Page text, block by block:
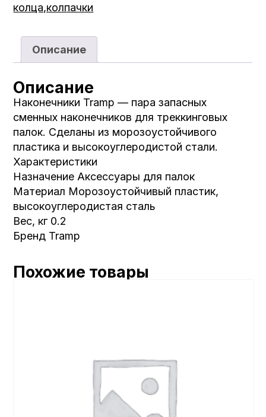
колца,колпачки
Описание
Описание
Наконечники Tramp — пара запасных
сменных наконечников для треккинговых
палок. Сделаны из морозоустойчивого
пластика и высокоуглеродистой стали.
Характеристики
Назначение Аксессуары для палок
Материал Морозоустойчивый пластик,
высокоуглеродистая сталь
Вес, кг 0.2
Бренд Tramp
Похожие товары